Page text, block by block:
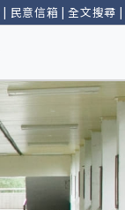
| 民意信箱 |全文搜尋 |